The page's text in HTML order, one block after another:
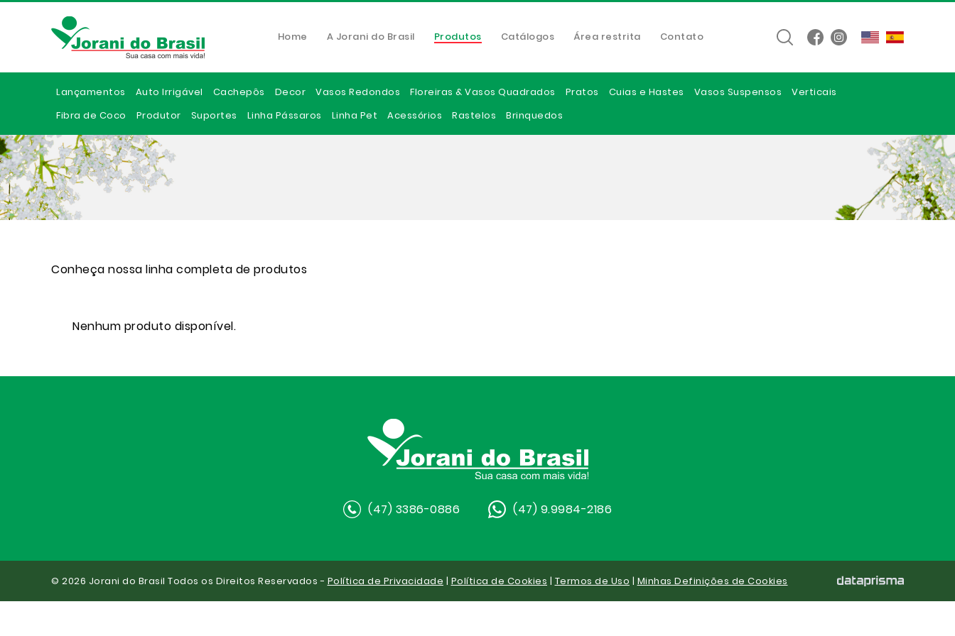
Home A Jorani do Brasil Produtos Catálogos Área restrita Contato
Lançamentos Auto Irrigável Cachepôs Decor Vasos Redondos Floreiras & Vasos Quadrados Pratos Cuias e Hastes Vasos Suspensos
Verticais
Fibra de Coco
Produtor Suportes Linha Pássaros Linha Pet Acessórios Rastelos Brinquedos
Conheça nossa linha completa de produtos
Nenhum produto disponível.
(47) 3386-0886 (47) 9.9984-2186
© 2026 Jorani do Brasil Todos os Direitos Reservados - Política de Privacidade | Política de Cookies | Termos de Uso | Minhas Definições de Cookies